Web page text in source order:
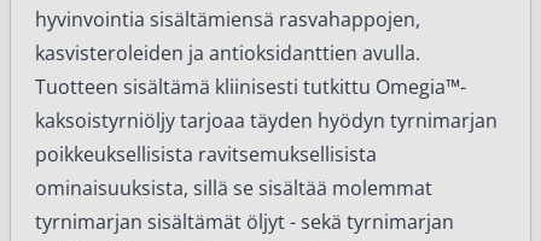
hyvinvointia sisältämiensä rasvahappojen,
kasvisteroleiden ja antioksidanttien avulla.
Tuotteen sisältämä kliinisesti tutkittu Omegia™-
kaksoistyrniöljy tarjoaa täyden hyödyn tyrnimarjan
poikkeuksellisista ravitsemuksellisista
ominaisuuksista, sillä se sisältää molemmat
tyrnimarjan sisältämät öljyt - sekä tyrnimarjan